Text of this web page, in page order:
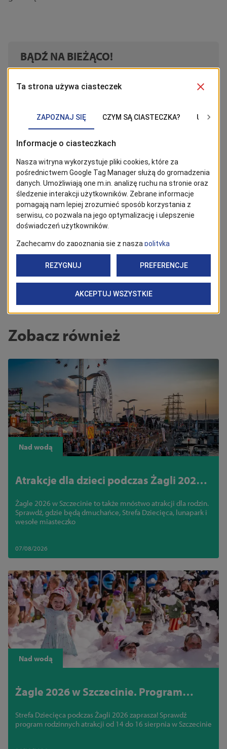
BĄDŹ NA BIEŻĄCO!
wiadomościami ze Szczecina. Najbardziej interesujące wpisy
Powrót
Tagi
żeglarstwo
dar
szczecina
Zobacz również
Nad wodą
Atrakcje dla dzieci podczas Żagli 2026.
Żagle 2026 w Szczecinie to także mnóstwo atrakcji dla rodzin.
Sprawdź, gdzie będą dmuchańce, Strefa Dziecięca, lunapark i
wesołe miasteczko
07/08/2026
Nad wodą
Żagle 2026 w Szczecinie. Program
Strefa Dziecięca podczas Żagli 2026 zaprasza! Sprawdź
program rodzinnych atrakcji od 14 do 16 sierpnia w Szczecinie